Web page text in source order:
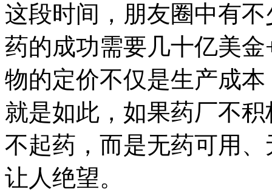
这段时间，朋友圈中有
药的成功需要几十亿美
物的定价不仅是生产成
就是如此，如果药厂不
不起药，而是无药可用
让人绝望。